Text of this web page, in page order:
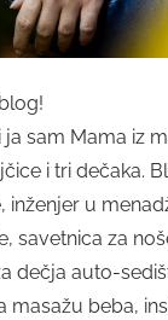
ja sam Mama iz
i tri dečaka.
inženjer u
savetnica za
dečja auto-
masažu beba,